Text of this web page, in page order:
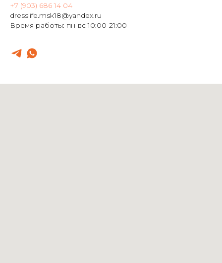
+7 (903) 686 14 04
dresslife.msk18@yandex.ru
Время работы: пн-вс 10:00-21:00